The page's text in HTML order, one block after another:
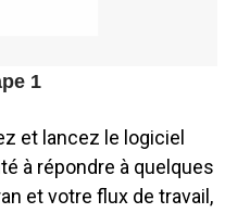
1
et lancez le logiciel
à répondre à quelques
et votre flux de travail,